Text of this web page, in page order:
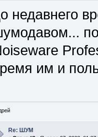
недавнего
им и
Re: ШУМ